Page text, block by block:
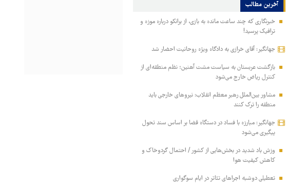
آخرین مطالب
خبرنگاری که چند ساعت مانده به بازی، از برانکو درباره موزه و
ترافیک پرسید!
جهانگیر: آقای خرازی به دادگاه ویژه روحانیت احضار شد
بازگشت عربستان به سیاست مشت آهنین؛ نظم منطقه‌ای از
کنترل ریاض خارج می‌شود
مشاور بین‌الملل رهبر معظم انقلاب: نیروهای خارجی باید
منطقه را ترک کنند
جهانگیر: مبارزه با فساد در دستگاه قضا بر اساس سند تحول
پیگیری می‌شود
وزش باد شدید در بخش‌هایی از کشور / احتمال گردوخاک و
کاهش کیفیت هوا
تعطیلی دوشبه اجراهای تئاتر در ایام سوگواری